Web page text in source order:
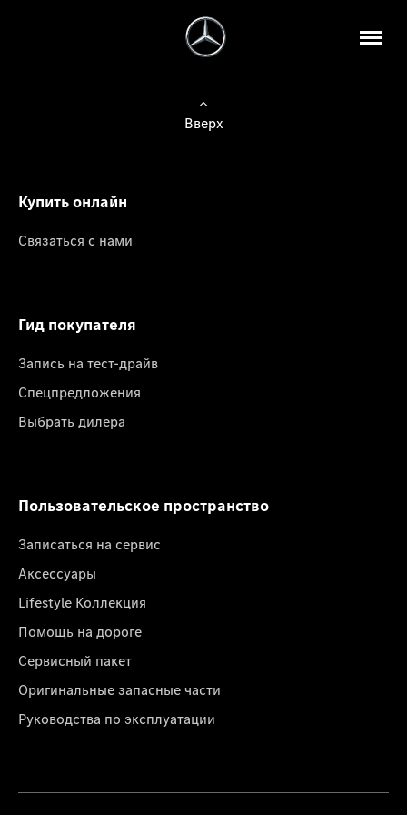
Вверх
Купить онлайн
Связаться с нами
Гид покупателя
Запись на тест-драйв
Спецпредложения
Выбрать дилера
Пользовательское пространство
Записаться на сервис
Аксессуары
Lifestyle Коллекция
Помощь на дороге
Сервисный пакет
Оригинальные запасные части
Руководства по эксплуатации